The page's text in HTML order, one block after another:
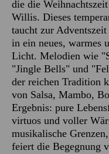
die die
Willis. Dieses
taucht zur
in ein neues, warmes
Licht. Melodien wie
"Jingle Bells" und
der reichen Tradition
von Salsa, Mambo,
Ergebnis: pure
virtuos und voller
musikalische
feiert die Begegnung